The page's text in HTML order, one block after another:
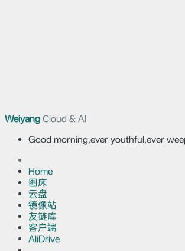
Weiyang Cloud & AI
Good morning,ever youthful,ever
Home
图床
云盘
镜像站
友链库
客户端
AliDrive